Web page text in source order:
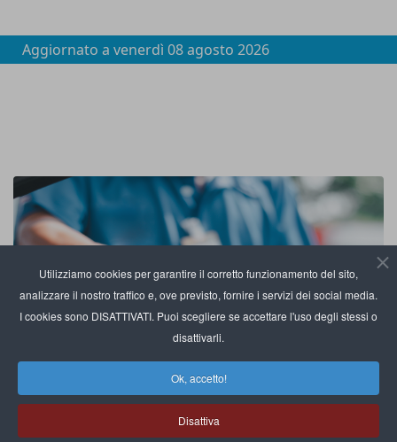
Utilizziamo cookies per garantire il corretto funzionamento del sito,
analizzare il nostro traffico e, ove previsto, fornire i servizi dei social media.
I cookies sono DISATTIVATI. Puoi scegliere se accettare l'uso degli stessi o
disattivarli.
Ok, accetto!
Disattiva
Aggiornato a venerdì 08 agosto 2026